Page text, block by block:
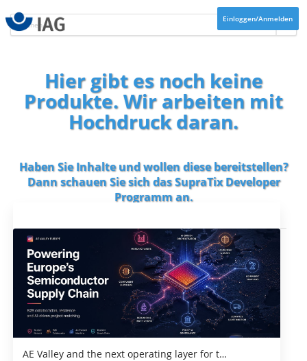
Einloggen/Anmelden
Hier gibt es noch keine
Produkte. Wir arbeiten mit
Hochdruck daran.
Haben Sie Inhalte und wollen diese bereitstellen?
Dann schauen Sie sich dasSupraTix Developer
Programman.
AE Valley and the next operating layer for t…